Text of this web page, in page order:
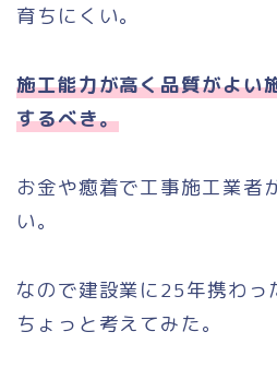
育ちにくい。
施工能力が高く品質がよい
するべき。
お金や癒着で工事施工業者
い。
なので建設業に25年携わっ
ちょっと考えてみた。